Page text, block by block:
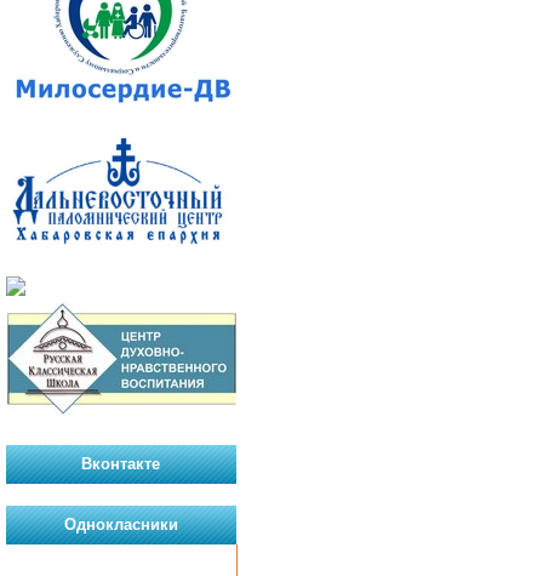
Вконтакте
Однокласники